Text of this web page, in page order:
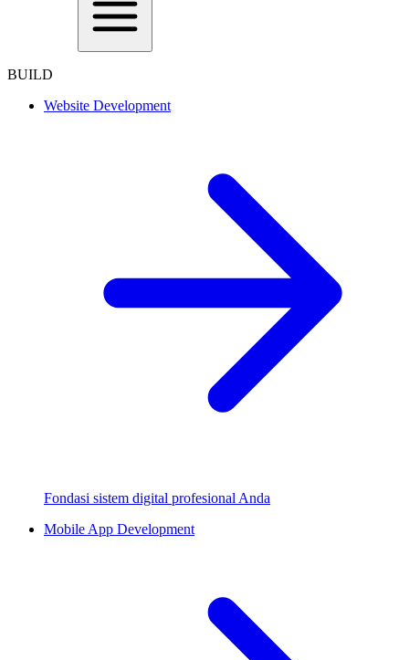
BUILD
Website Development
Fondasi sistem digital profesional Anda
Mobile App Development